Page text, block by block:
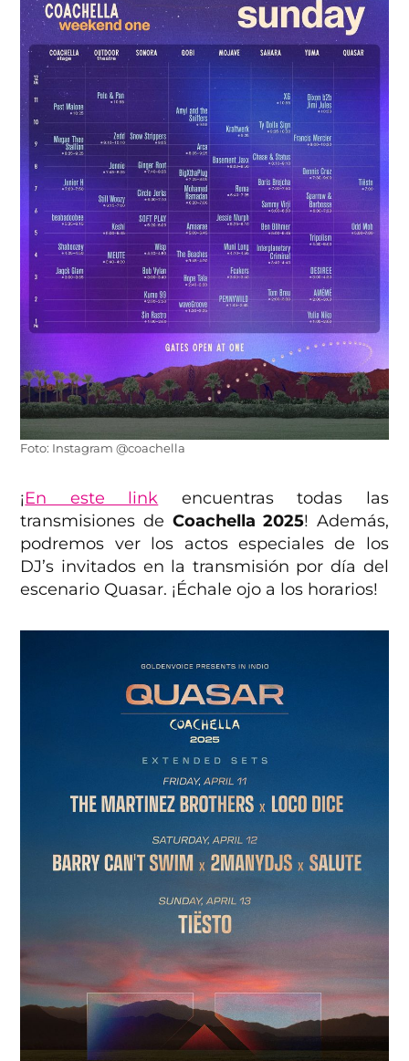
Foto: Instagram @coachella
¡En este link encuentras todas las
transmisiones de Coachella 2025! Además,
podremos ver los actos especiales de los
DJ’s invitados en la transmisión por día del
escenario Quasar. ¡Échale ojo a los horarios!